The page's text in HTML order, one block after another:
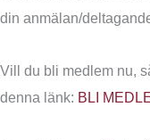
din anmälan/
Vill du bli medlem nu,
denna länk: BLI